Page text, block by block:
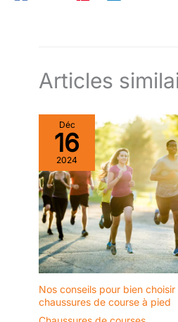
Articles
Déc
16
2024
Nos conseils pour bien
chaussures de course à pied